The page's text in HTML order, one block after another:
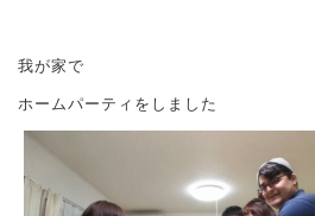
我が家で
ホームパーティをしました